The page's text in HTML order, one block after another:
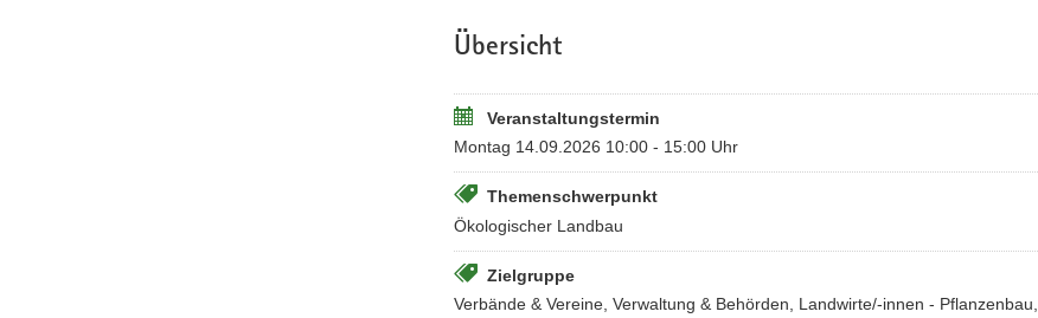
Übersicht
Veranstaltungstermin
Montag 14.09.2026 10:00 - 15:00 Uhr
Themenschwerpunkt
Ökologischer Landbau
Zielgruppe
Verbände & Vereine, Verwaltung & Behörden, Landwirte/-innen - Pflanzenbau,